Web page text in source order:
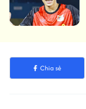
Chia sẻ